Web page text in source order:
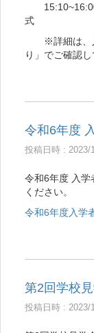
15:10~16:00
式
※詳細は、入
り」でご確認し
令和6年度
投稿日時 : 2023/
令和6年度 入学
ください。
令和6年度入学
第2回学校
投稿日時 : 2023/